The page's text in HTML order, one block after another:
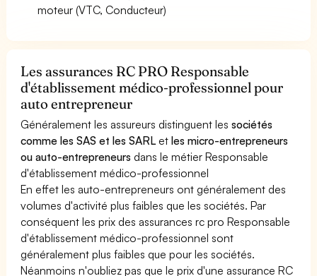
moteur (VTC, Conducteur)
Les assurances RC PRO Responsable
d'établissement médico-professionnel pour
auto entrepreneur
Généralement les assureurs distinguent lessociétés
comme les SAS et les SARL etles micro-entrepreneurs
ou auto-entrepreneurs dans le métier Responsable
d'établissement médico-professionnel
En effet les auto-entrepreneurs ont généralement des
volumes d'activité plus faibles que les sociétés. Par
conséquent les prix des assurances rc pro Responsable
d'établissement médico-professionnel sont
généralement plus faibles que pour les sociétés.
Néanmoins n'oubliez pas que le prix d'une assurance RC